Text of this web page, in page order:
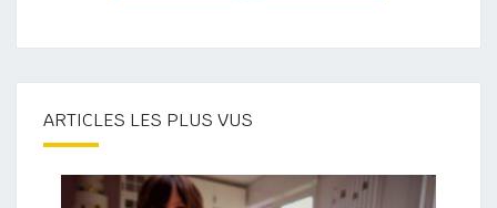
ARTICLES LES PLUS VUS